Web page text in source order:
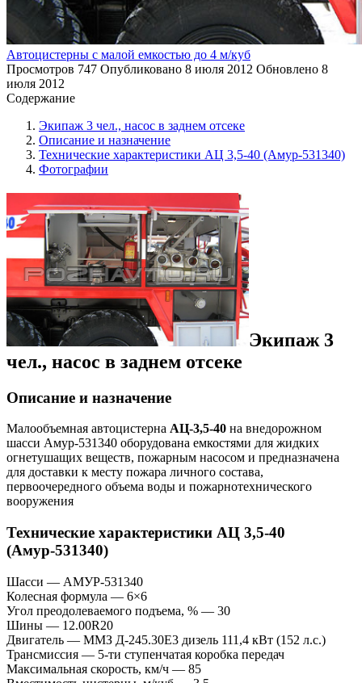
Автоцистерны с малой емкостью до 4 м/куб
Просмотров 747 Опубликовано 8 июля 2012 Обновлено 8
июля 2012
Содержание
Экипаж 3 чел., насос в заднем отсеке
Описание и назначение
Технические характеристики АЦ 3,5-40 (Амур-531340)
Фотографии
Экипаж 3
чел., насос в заднем отсеке
Описание и назначение
Малообъемная автоцистерна АЦ-3,5-40 на внедорожном
шасси Амур-531340 оборудована емкостями для жидких
огнетушащих веществ, пожарным насосом и предназначена
для доставки к месту пожара личного состава,
первоочередного объема воды и пожарнотехнического
вооружения
Технические характеристики АЦ 3,5-40
(Амур-531340)
Шасси — АМУР-531340
Колесная формула — 6×6
Угол преодолеваемого подъема, % — 30
Шины — 12.00R20
Двигатель — ММЗ Д-245.30Е3 дизель 111,4 кВт (152 л.с.)
Трансмиссия — 5-ти ступенчатая коробка передач
Максимальная скорость, км/ч — 85